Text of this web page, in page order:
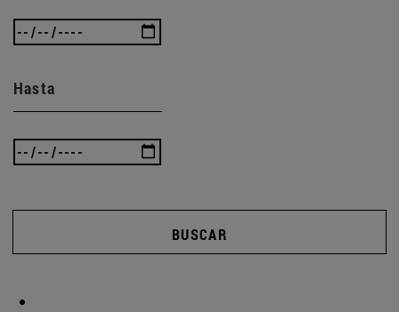
Hasta
BUSCAR